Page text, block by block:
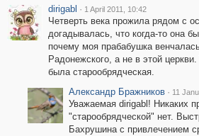
dirigabl · 1 April 2011, 10:42
Четверть века прожила рядом с
догадывалась, что когда-то она
почему моя прабабушка
Радонежского, а не в этой
была старообрядческая.
Александр Бражников · 11
Уважаемая dirigabl! Никаких
"старообрядческой" нет.
Бахрушина с привлечением